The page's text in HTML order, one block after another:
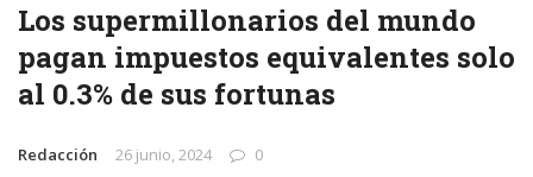
Los supermillonarios del mundo
pagan impuestos equivalentes solo
al 0.3% de sus fortunas
Redacción 26 junio, 2024 0